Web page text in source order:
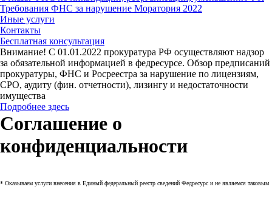
Требования ФНС за нарушение Моратория 2022
Иные услуги
Контакты
Бесплатная консультация
Внимание! С 01.01.2022 прокуратура РФ осуществляют надзор
за обязательной информацией в федресурсе. Обзор предписаний
прокуратуры, ФНС и Росреестра за нарушение по лицензиям,
СРО, аудиту (фин. отчетности), лизингу и недостаточности
имущества
Подробнее здесь
Соглашение о
конфиденциальности
* Оказываем услуги внесения в Единый федеральный реестр сведений Федресурс и не являемся таковым